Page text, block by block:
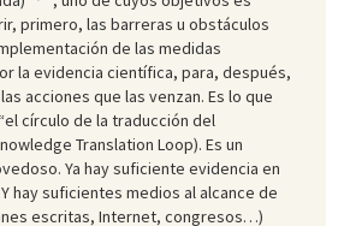
primero, las barreras u obstáculos
de las medidas
la evidencia científica, para, después,
acciones que las venzan. Es lo que
círculo de la traducción del
Translation Loop). Es un
Ya hay suficiente evidencia en
hay suficientes medios al alcance de
escritas, Internet, congresos…)